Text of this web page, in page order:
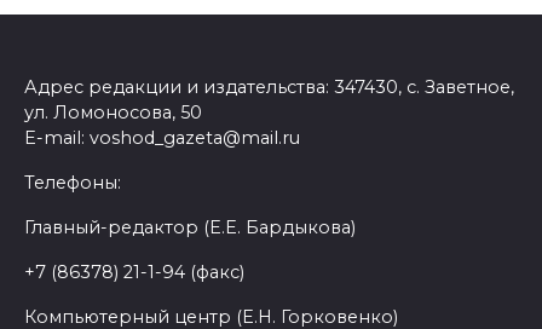
Адрес редакции и издательства: 347430, с. Заветное,
ул. Ломоносова, 50
E-mail: voshod_gazeta@mail.ru
Телефоны:
Главный-редактор (Е.Е. Бардыкова)
+7 (86378) 21-1-94 (факс)
Компьютерный центр (Е.Н. Горковенко)